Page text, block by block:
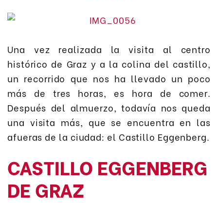
Una vez realizada la visita al centro
histórico de Graz y a la colina del castillo,
un recorrido que nos ha llevado un poco
más de tres horas, es hora de comer.
Después del almuerzo, todavía nos queda
una visita más, que se encuentra en las
afueras de la ciudad: el Castillo Eggenberg.
CASTILLO EGGENBERG
DE GRAZ